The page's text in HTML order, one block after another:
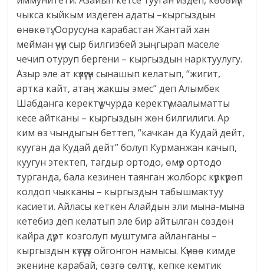
чыкса кыйкым издеген адаты –кыргыздын
өнөкөтү. Оорусуна карабастан Жантай хан
мейман үчүн сыр билгизбей зыңгырап маселе
чечип отуруп бергени – кыргыздын нарктуулугу.
Азыр эле ат күлүгүн сынашып келатып, “жигит,
артка кайт, атаң жакшы эмес” деп Алымбек
Шабданга керектүү учурда керектүү маалыматты
кесе айтканы – кыргыздын жөн билгилиги. Ар
ким өз чындыгын беттеп, “качкан да Кудай дейт,
кууган да Кудай дейт” болуп Курманжан качып,
куугун этектеп, тагдыр ортодо, өмүр ортодо
турганда, бала кезинен таянган жолборс күркүрөп
колдоп чыкканы – кыргыздын табышмактуу
касиети. Айласы кеткен Алайдын эли мына-мына
кетебиз деп келатып эле бир айтылган сөздөн
кайра дүрт козголуп муштумга айланганы –
кыргыздын күтүүсүз ойгонгон намысы. Күнөө кимде
экенине карабай, сөзгө сөлтүк, кепке кемтик